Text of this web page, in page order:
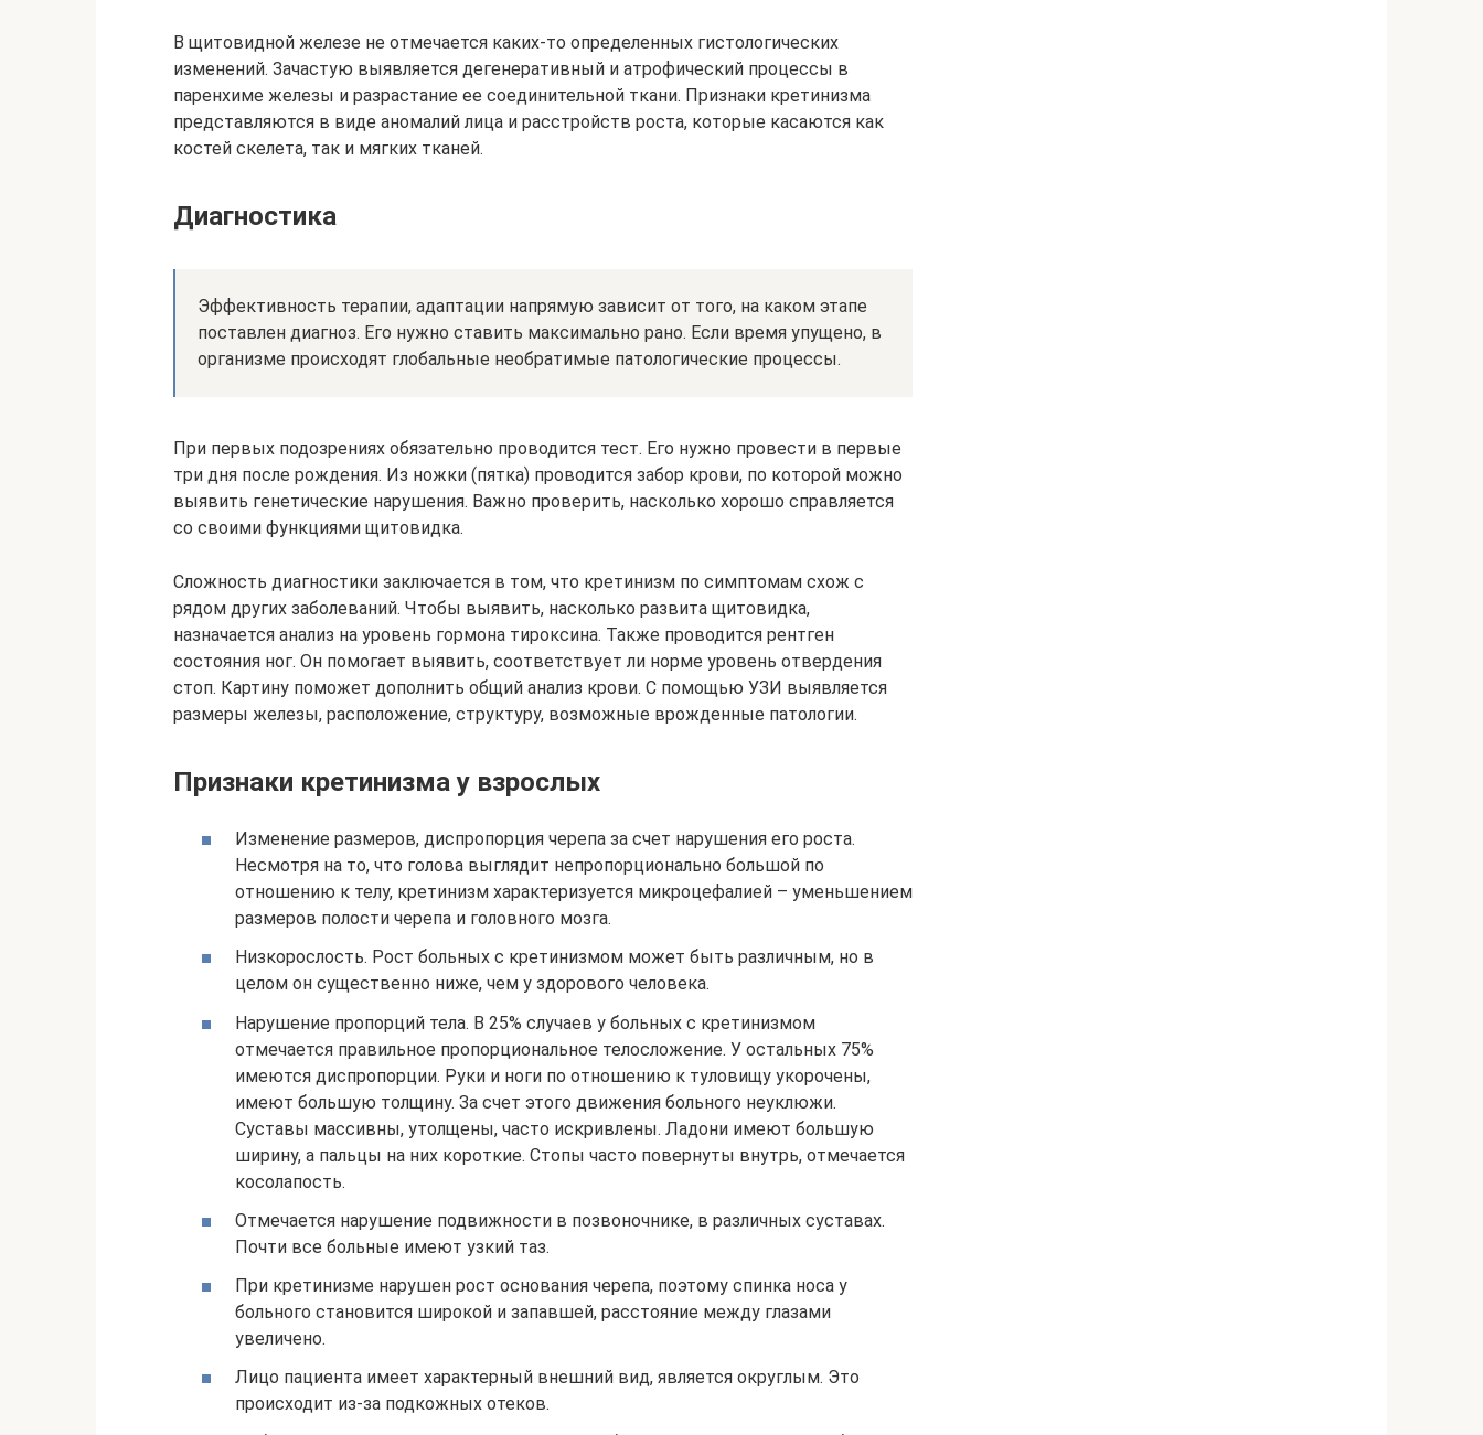
В щитовидной железе не отмечается каких-то определенных гистологических
изменений. Зачастую выявляется дегенеративный и атрофический процессы в
паренхиме железы и разрастание ее соединительной ткани. Признаки кретинизма
представляются в виде аномалий лица и расстройств роста, которые касаются как
костей скелета, так и мягких тканей.
Диагностика
Эффективность терапии, адаптации напрямую зависит от того, на каком этапе
поставлен диагноз. Его нужно ставить максимально рано. Если время упущено, в
организме происходят глобальные необратимые патологические процессы.
При первых подозрениях обязательно проводится тест. Его нужно провести в первые
три дня после рождения. Из ножки (пятка) проводится забор крови, по которой можно
выявить генетические нарушения. Важно проверить, насколько хорошо справляется
со своими функциями щитовидка.
Сложность диагностики заключается в том, что кретинизм по симптомам схож с
рядом других заболеваний. Чтобы выявить, насколько развита щитовидка,
назначается анализ на уровень гормона тироксина. Также проводится рентген
состояния ног. Он помогает выявить, соответствует ли норме уровень отвердения
стоп. Картину поможет дополнить общий анализ крови. С помощью УЗИ выявляется
размеры железы, расположение, структуру, возможные врожденные патологии.
Признаки кретинизма у взрослых
Изменение размеров, диспропорция черепа за счет нарушения его роста.
Несмотря на то, что голова выглядит непропорционально большой по
отношению к телу, кретинизм характеризуется микроцефалией – уменьшением
размеров полости черепа и головного мозга.
Низкорослость. Рост больных с кретинизмом может быть различным, но в
целом он существенно ниже, чем у здорового человека.
Нарушение пропорций тела. В 25% случаев у больных с кретинизмом
отмечается правильное пропорциональное телосложение. У остальных 75%
имеются диспропорции. Руки и ноги по отношению к туловищу укорочены,
имеют большую толщину. За счет этого движения больного неуклюжи.
Суставы массивны, утолщены, часто искривлены. Ладони имеют большую
ширину, а пальцы на них короткие. Стопы часто повернуты внутрь, отмечается
косолапость.
Отмечается нарушение подвижности в позвоночнике, в различных суставах.
Почти все больные имеют узкий таз.
При кретинизме нарушен рост основания черепа, поэтому спинка носа у
больного становится широкой и запавшей, расстояние между глазами
увеличено.
Лицо пациента имеет характерный внешний вид, является округлым. Это
происходит из-за подкожных отеков.